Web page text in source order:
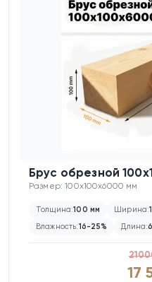
Брус обрезной
Размер: 100x100x6000 мм
Толщина:100 мм Ширина:
Влажность:16-25% Длина:
17